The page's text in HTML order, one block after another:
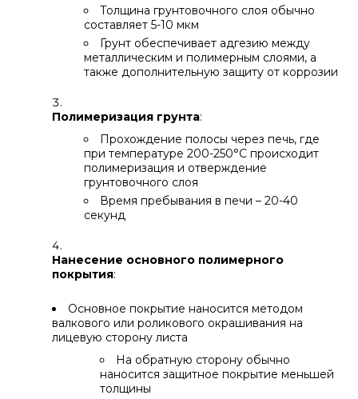
Толщина грунтовочного слоя обычно
составляет 5-10 мкм
Грунт обеспечивает адгезию между
металлическим и полимерным слоями, а
также дополнительную защиту от коррозии
Полимеризация грунта:
Прохождение полосы через печь, где
при температуре 200-250°C происходит
полимеризация и отверждение
грунтовочного слоя
Время пребывания в печи – 20-40
секунд
Нанесение основного полимерного
покрытия:
Основное покрытие наносится методом
валкового или роликового окрашивания на
лицевую сторону листа
На обратную сторону обычно
наносится защитное покрытие меньшей
толщины